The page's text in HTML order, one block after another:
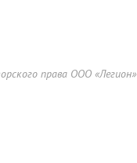
права ООО «Легион»